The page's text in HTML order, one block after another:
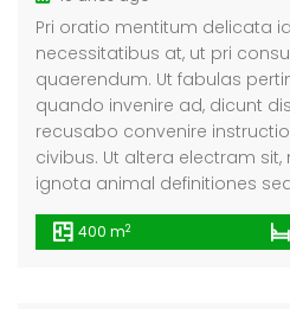
Pri oratio mentitum delicata
necessitatibus at, ut pri
quaerendum. Ut fabulas
quando invenire ad, dicunt
recusabo convenire
civibus. Ut altera electram sit,
ignota animal definitiones
400 m2